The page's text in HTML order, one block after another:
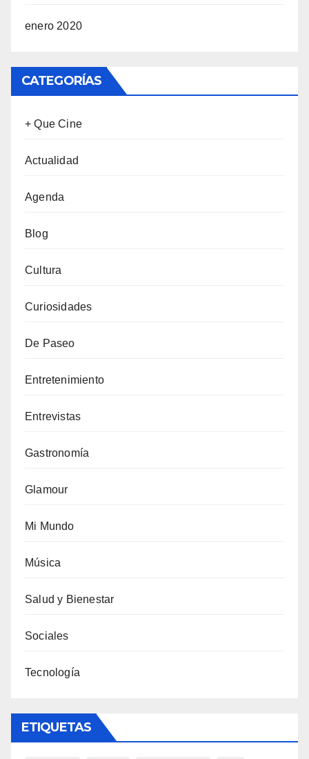
enero 2020
CATEGORÍAS
+ Que Cine
Actualidad
Agenda
Blog
Cultura
Curiosidades
De Paseo
Entretenimiento
Entrevistas
Gastronomía
Glamour
Mi Mundo
Música
Salud y Bienestar
Sociales
Tecnología
ETIQUETAS